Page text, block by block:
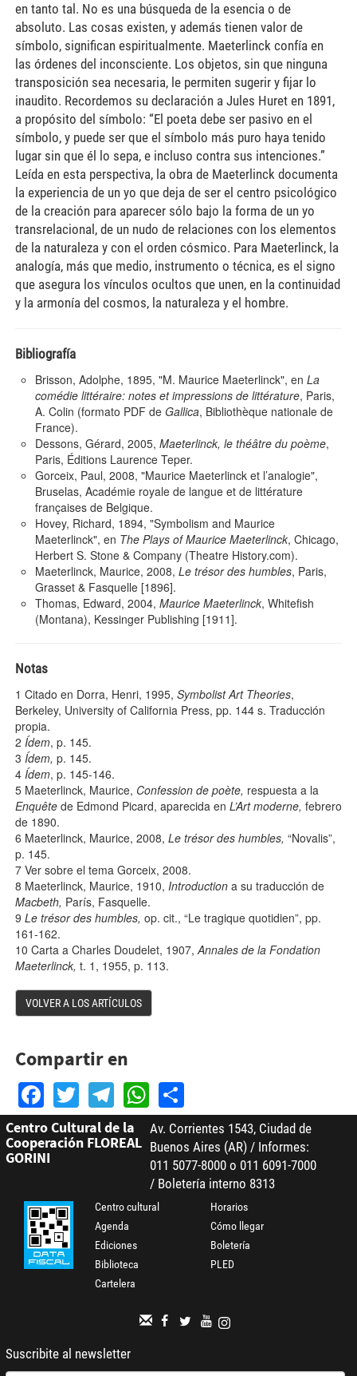
en tanto tal. No es una búsqueda de la esencia o de
absoluto. Las cosas existen, y además tienen valor de
símbolo, significan espiritualmente. Maeterlinck confía en
las órdenes del inconsciente. Los objetos, sin que ninguna
transposición sea necesaria, le permiten sugerir y fijar lo
inaudito. Recordemos su declaración a Jules Huret en 1891,
a propósito del símbolo: “El poeta debe ser pasivo en el
símbolo, y puede ser que el símbolo más puro haya tenido
lugar sin que él lo sepa, e incluso contra sus intenciones.”
Leída en esta perspectiva, la obra de Maeterlinck documenta
la experiencia de un yo que deja de ser el centro psicológico
de la creación para aparecer sólo bajo la forma de un yo
transrelacional, de un nudo de relaciones con los elementos
de la naturaleza y con el orden cósmico. Para Maeterlinck, la
analogía, más que medio, instrumento o técnica, es el signo
que asegura los vínculos ocultos que unen, en la continuidad
y la armonía del cosmos, la naturaleza y el hombre.
Bibliografía
Brisson, Adolphe, 1895, "M. Maurice Maeterlinck", en La
comédie littéraire: notes et impressions de littérature, Paris,
A. Colin (formato PDF de Gallica, Bibliothèque nationale de
France).
Dessons, Gérard, 2005, Maeterlinck, le théâtre du poème,
Paris, Éditions Laurence Teper.
Gorceix, Paul, 2008, "Maurice Maeterlinck et l’analogie",
Bruselas, Académie royale de langue et de littérature
françaises de Belgique.
Hovey, Richard, 1894, "Symbolism and Maurice
Maeterlinck", en The Plays of Maurice Maeterlinck, Chicago,
Herbert S. Stone & Company (Theatre History.com).
Maeterlinck, Maurice, 2008, Le trésor des humbles, Paris,
Grasset & Fasquelle [1896].
Thomas, Edward, 2004, Maurice Maeterlinck, Whitefish
(Montana), Kessinger Publishing [1911].
Notas
1 Citado en Dorra, Henri, 1995, Symbolist Art Theories,
Berkeley, University of California Press, pp. 144 s. Traducción
propia.
2 Ídem, p. 145.
3 Ídem, p. 145.
4 Ídem, p. 145-146.
5Maeterlinck, Maurice, Confession de poète, respuesta a la
Enquête de Edmond Picard, aparecida en L’Art moderne, febrero
de 1890.
6 Maeterlinck, Maurice, 2008, Le trésor des humbles, “Novalis”,
p. 145.
7Ver sobre el tema Gorceix, 2008.
8 Maeterlinck, Maurice, 1910, Introduction a su traducción de
Macbeth, París, Fasquelle.
9 Le trésor des humbles, op. cit., “Le tragique quotidien”, pp.
161-162.
10 Carta a Charles Doudelet, 1907,Annales de la Fondation
Maeterlinck, t. 1, 1955, p. 113.
VOLVER A LOS ARTÍCULOS
Compartir en
Facebook
TwitterTelegram
WhatsApp
Share
Centro Cultural de la
Cooperación FLOREAL
GORINI
Av. Corrientes 1543, Ciudad de
Buenos Aires (AR) / Informes:
011 5077-8000 o 011 6091-7000
/ Boletería interno 8313
Centro cultural
Agenda
Ediciones
Biblioteca
Cartelera
Horarios
Cómo llegar
Boletería
PLED
Suscribite al newsletter